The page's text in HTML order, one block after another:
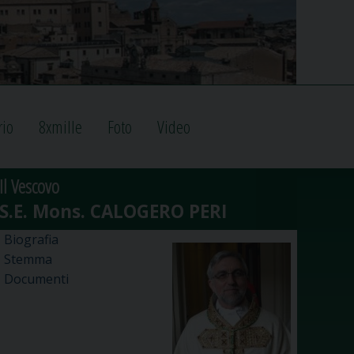
8xmille Foto Video
Il Vescovo
Biografia
Stemma
Documenti